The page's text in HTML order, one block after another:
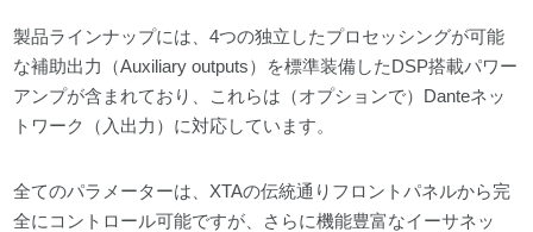
製品ラインナップには、4つの独立したプロセッシングが可能
な補助出力（Auxiliary outputs）を標準装備したDSP搭載パワー
アンプが含まれており、これらは（オプションで）Danteネッ
トワーク（入出力）に対応しています。
全てのパラメーターは、XTAの伝統通りフロントパネルから完
全にコントロール可能ですが、さらに機能豊富なイーサネッ